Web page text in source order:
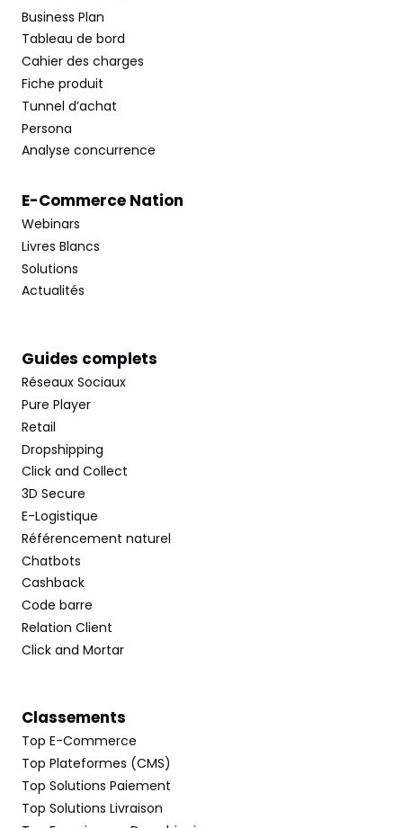
Business Plan
Tableau de bord
Cahier des charges
Fiche produit
Tunnel d’achat
Persona
Analyse concurrence
E-Commerce Nation
Webinars
Livres Blancs
Solutions
Actualités
Guides complets
Réseaux Sociaux
Pure Player
Retail
Dropshipping
Click and Collect
3D Secure
E-Logistique
Référencement naturel
Chatbots
Cashback
Code barre
Relation Client
Click and Mortar
Classements
Top E-Commerce
Top Plateformes (CMS)
Top Solutions Paiement
Top Solutions Livraison